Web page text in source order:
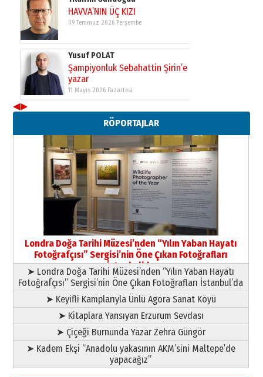
Yusuf POLAT
Şampiyonluk Sebahattin Şirin’e
Neşat YALÇIN
Paranın Aile Kültüründeki Yeri
03 Ağustos 2026 Pazartesi
Yıldırım Gündoğdu
09 Temmuz 2026 Perşembe
Yusuf POLAT
Şampiyonluk Sebahattin Şirin’e
yazar
11 Mayıs 2026 Pazartesi
◀▶
RÖPORTAJLAR
Londra Doğa Tarihi Müzesi’nden “Yılın Yaban Hayatı
Fotoğrafçısı” Sergisi’nin Öne Çıkan Fotoğrafları
İstanbul’da
➤ Londra Doğa Tarihi Müzesi’nden “Yılın Yaban Hayatı
Fotoğrafçısı” Sergisi’nin Öne Çıkan Fotoğrafları İstanbul’da
➤ Keyifli Kamplarıyla Ünlü Agora Sanat Köyü
➤ Kitaplara Yansıyan Erzurum Sevdası
➤ Çiçeği Burnunda Yazar Zehra Güngör
➤ Kadem Ekşi “Anadolu yakasının AKM’sini Maltepe’de
yapacağız”